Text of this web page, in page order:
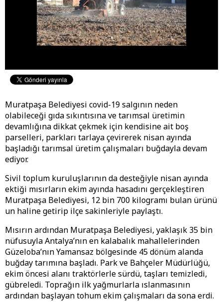
Muratpaşa Belediyesi covid-19 salgının neden
olabileceği gıda sıkıntısına ve tarımsal üretimin
devamlığına dikkat çekmek için kendisine ait boş
parselleri, parkları tarlaya çevirerek nisan ayında
başladığı tarımsal üretim çalışmaları buğdayla devam
ediyor.
Sivil toplum kuruluşlarının da desteğiyle nisan ayında
ektiği mısırların ekim ayında hasadını gerçekleştiren
Muratpaşa Belediyesi, 12 bin 700 kilogramı bulan ürünü
un haline getirip ilçe sakinleriyle paylaştı.
Mısırın ardından Muratpaşa Belediyesi, yaklaşık 35 bin
nüfusuyla Antalya’nın en kalabalık mahallelerinden
Güzeloba’nın Yamansaz bölgesinde 45 dönüm alanda
buğday tarımına başladı. Park ve Bahçeler Müdürlüğü,
ekim öncesi alanı traktörlerle sürdü, taşları temizledi,
gübreledi. Toprağın ilk yağmurlarla ıslanmasının
ardından başlayan tohum ekim çalışmaları da sona erdi.